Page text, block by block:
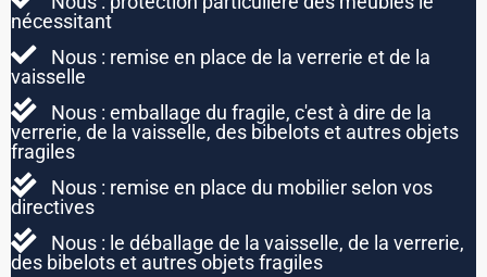
nécessitant
Nous : remise en place de la verrerie et de la
vaisselle
Nous : emballage du fragile, c'est à dire de la
verrerie, de la vaisselle, des bibelots et autres objets
fragiles
Nous : remise en place du mobilier selon vos
directives
Nous : le déballage de la vaisselle, de la verrerie,
des bibelots et autres objets fragiles